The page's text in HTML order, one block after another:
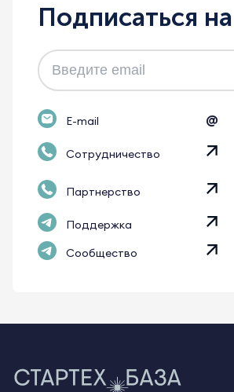
Подписаться
E-mail @
Сотрудничество
Партнерство
Поддержка
Сообщество